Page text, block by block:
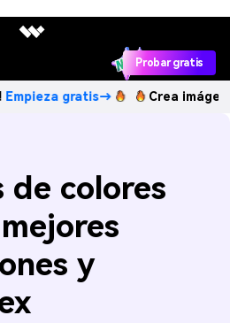
Probar gratis
gratis→ Crea imágenes IA
de colores
y